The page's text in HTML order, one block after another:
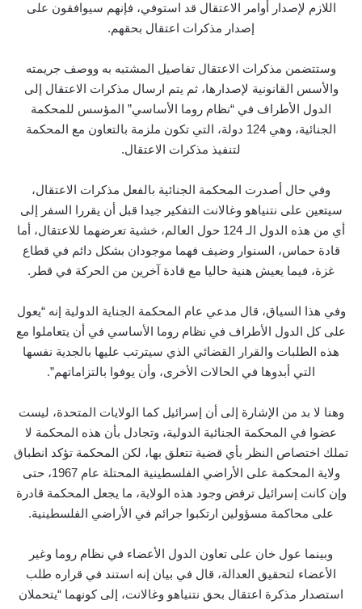
اللازم لإصدار أوامر الاعتقال قد استوفي، فإنهم سيوافقون على
إصدار مذكرات اعتقال بحقهم.
وستتضمن مذكرات الاعتقال تفاصيل المشتبه به ووصف جريمته
والأسس القانونية لإصدارها، ثم يتم ارسال مذكرات الاعتقال إلى
الدول الأطراف في “نظام روما الأساسي” المؤسس للمحكمة
الجنائية، وهي 124 دولة، التي تكون ملزمة بالتعاون مع المحكمة
لتنفيذ مذكرات الاعتقال.
وفي حال أصدرت المحكمة الجنائية بالفعل مذكرات الاعتقال،
سيتعين على نتنياهو وغالانت التفكير جيدا قبل أن يقررا السفر إلى
أي من هذه الدول الـ 124 حول العالم، خشية تعرضهما للاعتقال، أما
قادة حماس، السنوار وضيف فهما موجودان بشكل دائم في قطاع
غزة، فيما يعيش هنية حاليا مع قادة آخرين من الحركة في قطر.
وفي هذا السياق، قال مدعي عام المحكمة الجناية الدولية إنه “يعول
على كل الدول الأطراف في نظام روما الأساسي في أن يتعاملوا مع
هذه الطلبات والقرار القضائي الذي سيترتب عليها بالجدية نفسها
التي أبدوها في الحالات الأخرى، وأن يوفوا بالتزاماتهم”.
وهنا لا بد من الإشارة إلى أن إسرائيل كما الولايات المتحدة، ليست
عضوا في المحكمة الجنائية الدولية، وتجادل بأن هذه المحكمة لا
تملك اختصاص النظر بأي قضية تتعلق بها، لكن المحكمة تؤكد انطباق
ولاية المحكمة على الأراضي الفلسطينية المحتلة عام 1967، حتى
وإن كانت إسرائيل ترفض وجود هذه الولاية، ما يجعل المحكمة قادرة
على محاكمة مسؤولين ارتكبوا جرائم في الأراضي الفلسطينية.
وبينما عول خان على تعاون الدول الأعضاء في نظام روما وغير
الأعضاء لتحقيق العدالة، قال في بيان إنه استند في قراره طلب
استصدار مذكرة اعتقال بحق نتنياهو وغالانت، إلى كونهما “يتحملان